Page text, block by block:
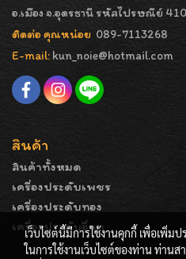
อ.เมือง จ.อุดรธานี รหัสไปรษณีย์
ติดต่อ คุณหน่อย 089-7113268
E-mail: kun_noie@hotmail.com
สินค้า
สินค้าทั้งหมด
เครื่องประดับเพชร
เครื่องประดับทอง
เครื่องประดับอื่นๆ
เว็บไซต์นี้มีการใช้งานคุกกี้ เพื่อเพิ่
ในการใช้งานเว็บไซต์ของท่าน ท่านส